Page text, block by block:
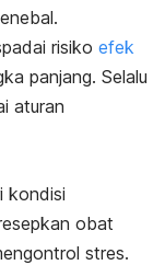
risiko efek
panjang. Selalu
aturan
kondisi
obat
stres.